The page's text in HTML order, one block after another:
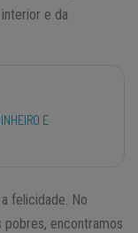
e da
E
felicidade. No
encontramos